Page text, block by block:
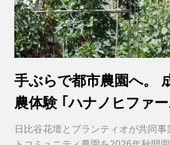
手ぶらで都市農園へ。
農体験 ｢ハナノヒファ
日比谷花壇とプランティオが共同